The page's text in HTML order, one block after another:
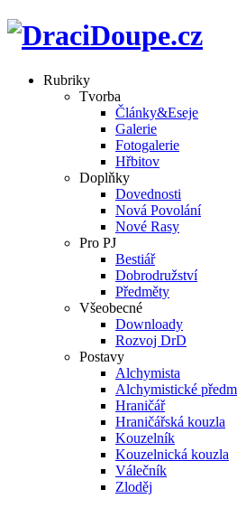
Rubriky
Tvorba
Články&Eseje
Galerie
Fotogalerie
Hřbitov
Doplňky
Dovednosti
Nová Povolání
Nové Rasy
Pro PJ
Bestiář
Dobrodružství
Předměty
Všeobecné
Downloady
Rozvoj DrD
Postavy
Alchymista
Alchymistické
Hraničář
Hraničářská kouzla
Kouzelník
Kouzelnická kouzla
Válečník
Zloděj